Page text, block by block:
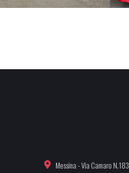
Messina - Via Camaro N.183